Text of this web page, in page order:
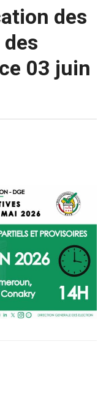
des
03 juin